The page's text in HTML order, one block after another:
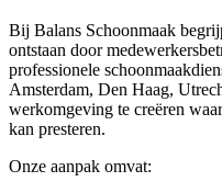
Bij Balans Schoonmaak
ontstaan door
professionele
Amsterdam, Den Haag,
werkomgeving te creëren
kan presteren.
Onze aanpak omvat: